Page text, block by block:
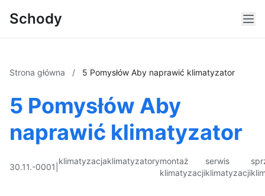
Schody
Strona główna / 5 Pomysłów Aby naprawić klimatyzator
5 Pomysłów Aby
naprawić klimatyzator
30.11.-0001
klimatyzacjaklimatyzatorymontaż
klimatyzacji
serwis
klimatyzacji